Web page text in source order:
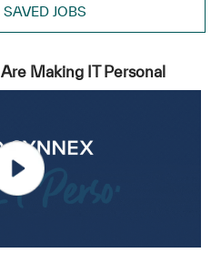
JOBS
Making IT Personal